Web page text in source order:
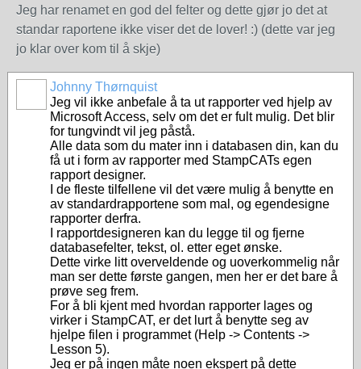
Jeg har renamet en god del felter og dette gjør jo det at
standar raportene ikke viser det de lover! :) (dette var jeg
jo klar over kom til å skje)
Johnny Thørnquist
Jeg vil ikke anbefale å ta ut rapporter ved hjelp av
Microsoft Access, selv om det er fult mulig. Det blir
for tungvindt vil jeg påstå.
Alle data som du mater inn i databasen din, kan du
få ut i form av rapporter med StampCATs egen
rapport designer.
I de fleste tilfellene vil det være mulig å benytte en
av standardrapportene som mal, og egendesigne
rapporter derfra.
I rapportdesigneren kan du legge til og fjerne
databasefelter, tekst, ol. etter eget ønske.
Dette virke litt overveldende og uoverkommelig når
man ser dette første gangen, men her er det bare å
prøve seg frem.
For å bli kjent med hvordan rapporter lages og
virker i StampCAT, er det lurt å benytte seg av
hjelpe filen i programmet (Help -> Contents ->
Lesson 5).
Jeg er på ingen måte noen ekspert på dette